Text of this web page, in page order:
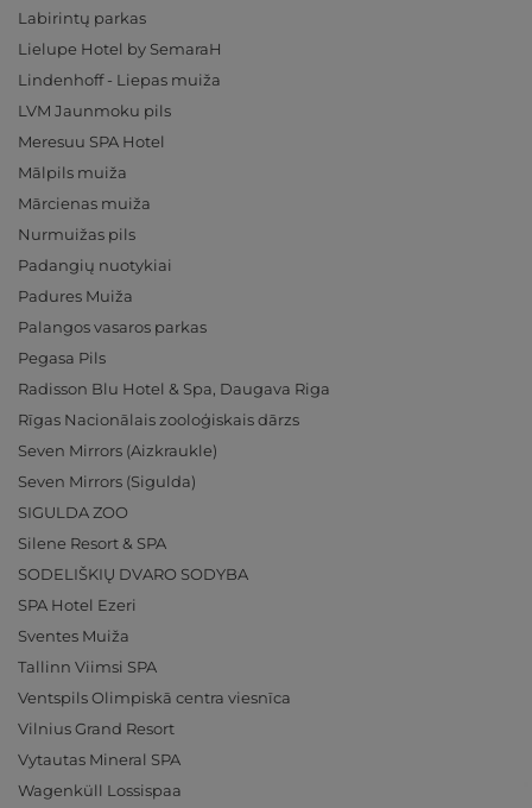
Labirintų parkas
Lielupe Hotel by SemaraH
Lindenhoff - Liepas muiža
LVM Jaunmoku pils
Meresuu SPA Hotel
Mālpils muiža
Mārcienas muiža
Nurmuižas pils
Padangių nuotykiai
Padures Muiža
Palangos vasaros parkas
Pegasa Pils
Radisson Blu Hotel & Spa, Daugava Riga
Rīgas Nacionālais zooloģiskais dārzs
Seven Mirrors (Aizkraukle)
Seven Mirrors (Sigulda)
SIGULDA ZOO
Silene Resort & SPA
SODELIŠKIŲ DVARO SODYBA
SPA Hotel Ezeri
Sventes Muiža
Tallinn Viimsi SPA
Ventspils Olimpiskā centra viesnīca
Vilnius Grand Resort
Vytautas Mineral SPA
Wagenküll Lossispaa